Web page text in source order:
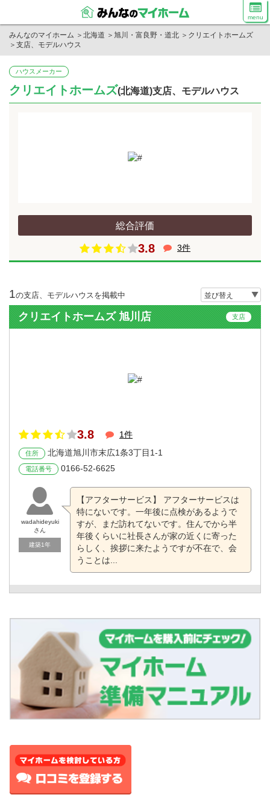
menu
みんなのマイホーム ＞ 北海道 ＞ 旭川・富良野・道北 ＞ クリエイトホームズ
＞ 支店、モデルハウス
ハウスメーカー
クリエイトホームズ(北海道)支店、モデルハウス
総合評価
3.8 3件
1の支店、モデルハウスを掲載中
クリエイトホームズ 旭川店 支店
3.8 1件
住所 北海道旭川市末広1条3丁目1-1
電話番号 0166-52-6625
wadahideyuki
さん
建築1年
【アフターサービス】 アフターサービスは
特にないです。一年後に点検があるようで
すが、まだ訪れてないです。住んでから半
年後くらいに社長さんが家の近くに寄った
らしく、挨拶に来たようですが不在で、会
うことは...